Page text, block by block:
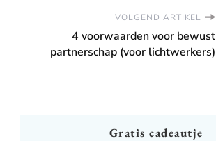
VOLGEND ARTIKEL
4 voorwaarden voor bewust
partnerschap (voor lichtwerkers)
Gratis cadeautje